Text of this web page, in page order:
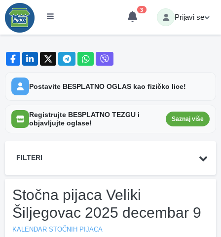
3
Prijavi se
Postavite BESPLATNO OGLAS kao fizičko lice!
Registrujte BESPLATNO TEZGU i
objavljujte oglase!
Saznaj više
FILTERI
Stočna pijaca Veliki
Šiljegovac 2025 decembar 9
KALENDAR STOČNIH PIJACA